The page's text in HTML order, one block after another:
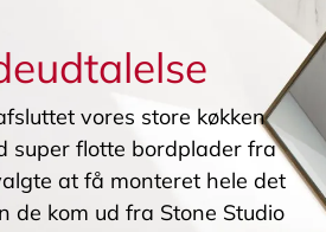
vores store køkken
super flotte bordplader fra
at få monteret hele det
de kom ud fra Stone Studio